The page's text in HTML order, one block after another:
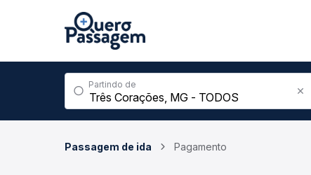
Partindo de
Passagem de ida Pagamento